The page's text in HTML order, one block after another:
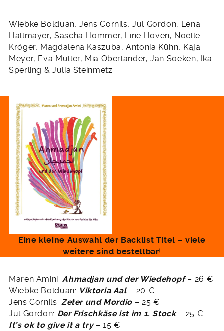
Wiebke Bolduan, Jens Cornils, Jul Gordon, Lena
Hällmayer, Sascha Hommer, Line Hoven, Noëlle
Kröger, Magdalena Kaszuba, Antonia Kühn, Kaja
Meyer, Eva Müller, Mia Oberländer, Jan Soeken, Ika
Sperling & Julia Steinmetz.
Eine kleine Auswahl der Backlist Titel – viele
weitere sind bestellbar!
Maren Amini:Ahmadjan und der Wiedehopf– 26 €
Wiebke Bolduan: Viktoria Aal– 20 €
Jens Cornils: Zeter und Mordio – 25 €
Jul Gordon: Der Frischkäse ist im 1. Stock– 25 €
It’s ok to give it a try– 15 €